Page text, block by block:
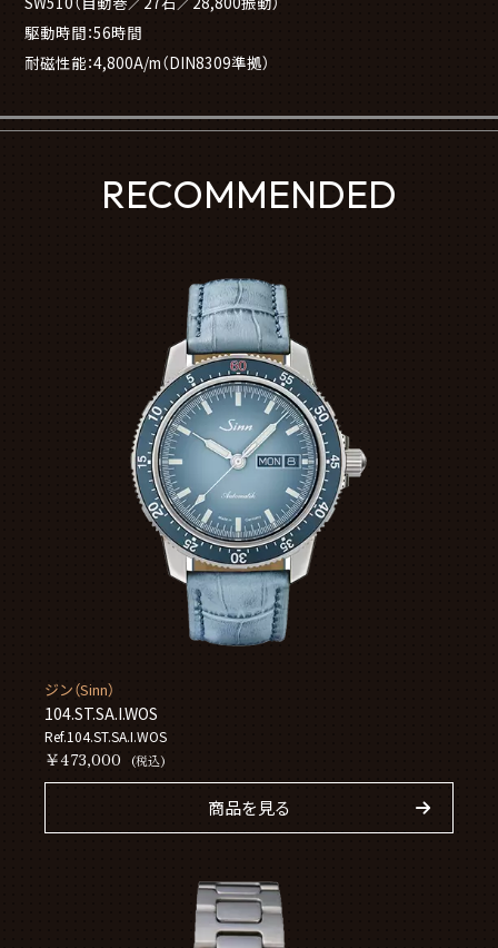
駆動時間：56時間
耐磁性能：4,800A/m（DIN8309準拠）
RECOMMENDED
ジン（Sinn）
104.ST.SA.I.WOS
Ref.104.ST.SA.I.WOS
￥473,000 (税込)
商品を見る